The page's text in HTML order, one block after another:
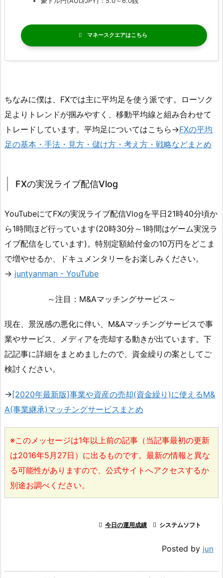
マネースクエア
ちなみに僕は、FXでは主に平均足を使う派です。ローソク
足よりトレンドが掴みやすく、移動平均線と組み合わせて
トレードしています。平均足についてはこちら→FXの平均
足の基本・手法・見方・儲け方・考え方・戦略などまとめ
FXの実況ライブ配信Vlog
YouTubeにてFXの実況ライブ配信Vlogを平日21時40分頃か
ら1時間ほど行っています(20時30分～1時間はゲーム実況ラ
イブ配信をしています)。特別定額給付金の10万円をどこま
で増やせるか、ドキュメンタリーをお楽しみください。
→ juntyanman - YouTube
～注目：M&Aマッチングサービス～
現在、景況感の悪化に伴い、M&Aマッチングサービスで事
業やサービス、メディアを売却する動きが出ています。下
記記事に詳細をまとめましたので、資金繰りの案としてご
検討ください。
→ [2020年最新版]事業や資産の売却(資金繰り)に使えるM&
A(事業継承)マッチングサービスまとめ
※このメッセージは1年以上前の記事（当記事最初の更新
は2016年5月27日）に出るものです。最新の情報と異な
る可能性がありますので、公式サイトへアクセスするか
別途お調べください。
 今日の運用成績  システムソフト
Posted by jun